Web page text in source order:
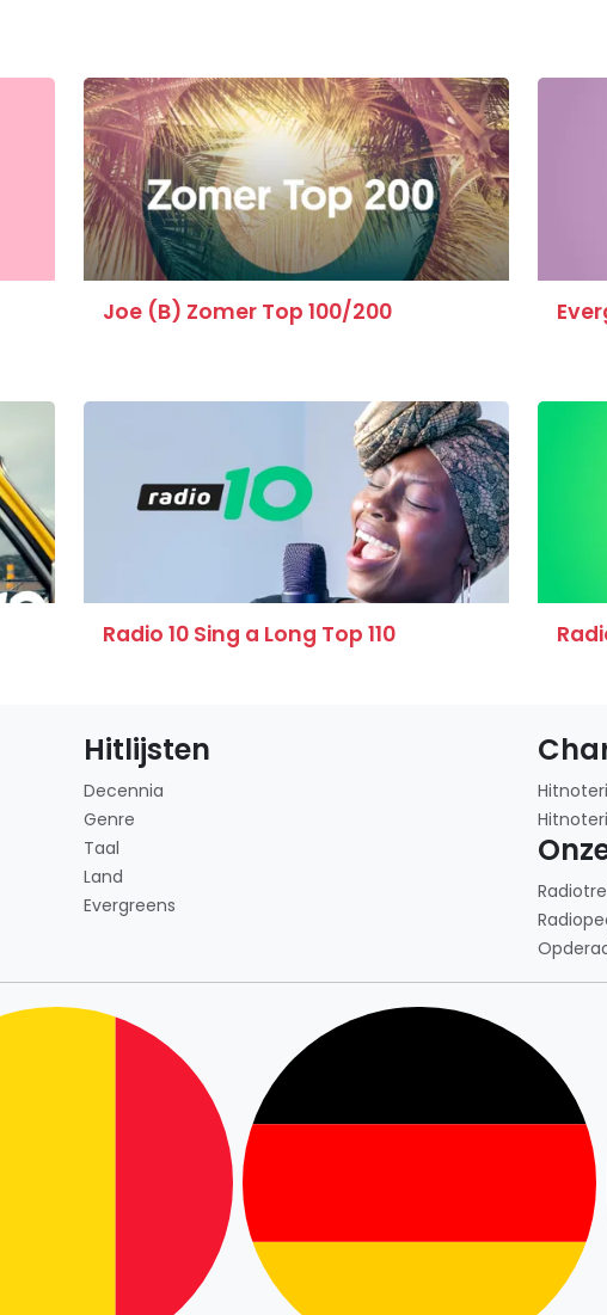
Joe (B) Zomer Top 100/200
Radio 10 Sing a Long Top 110
Hitlijsten
Decennia
Genre
Taal
Land
Evergreens